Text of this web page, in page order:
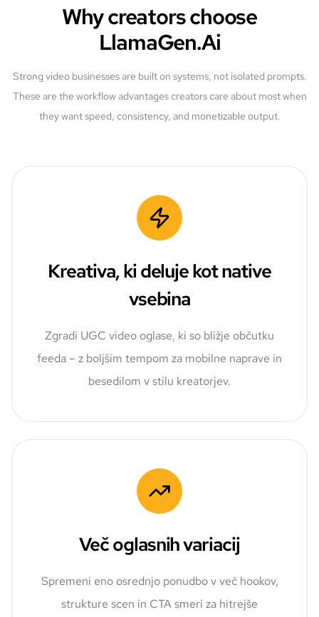
Why creators choose
LlamaGen.Ai
Strong video businesses are built on systems, not isolated prompts.
These are the workflow advantages creators care about most when
they want speed, consistency, and monetizable output.
Kreativa, ki deluje kot native
vsebina
Zgradi UGC video oglase, ki so bližje občutku
feeda – z boljšim tempom za mobilne naprave in
besedilom v stilu kreatorjev.
Več oglasnih variacij
Spremeni eno osrednjo ponudbo v več hookov,
strukture scen in CTA smeri za hitrejše